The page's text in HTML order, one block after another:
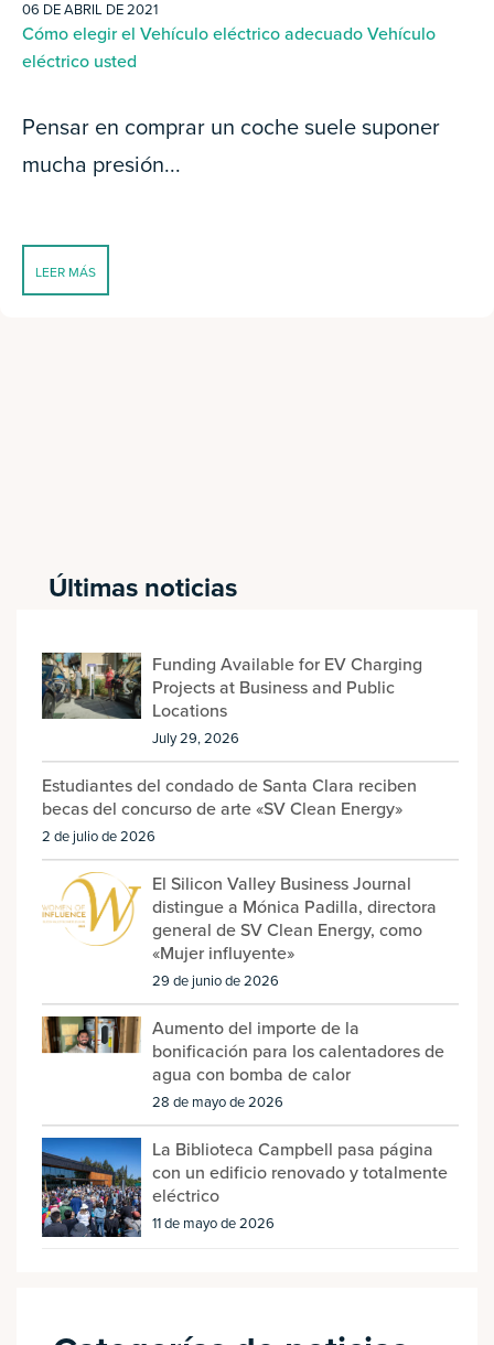
06 DE ABRIL DE 2021
Cómo elegir el Vehículo eléctrico adecuado Vehículo
eléctrico usted
Pensar en comprar un coche suele suponer
mucha presión...
LEER MÁS
Últimas noticias
Funding Available for EV Charging
Projects at Business and Public
Locations
July 29, 2026
Estudiantes del condado de Santa Clara reciben
becas del concurso de arte «SV Clean Energy»
2 de julio de 2026
El Silicon Valley Business Journal
distingue a Mónica Padilla, directora
general de SV Clean Energy, como
«Mujer influyente»
29 de junio de 2026
Aumento del importe de la
bonificación para los calentadores de
agua con bomba de calor
28 de mayo de 2026
La Biblioteca Campbell pasa página
con un edificio renovado y totalmente
eléctrico
11 de mayo de 2026